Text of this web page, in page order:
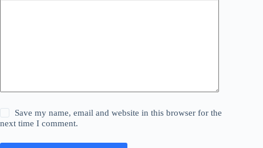
Save my name, email and website in this browser for the
next time I comment.